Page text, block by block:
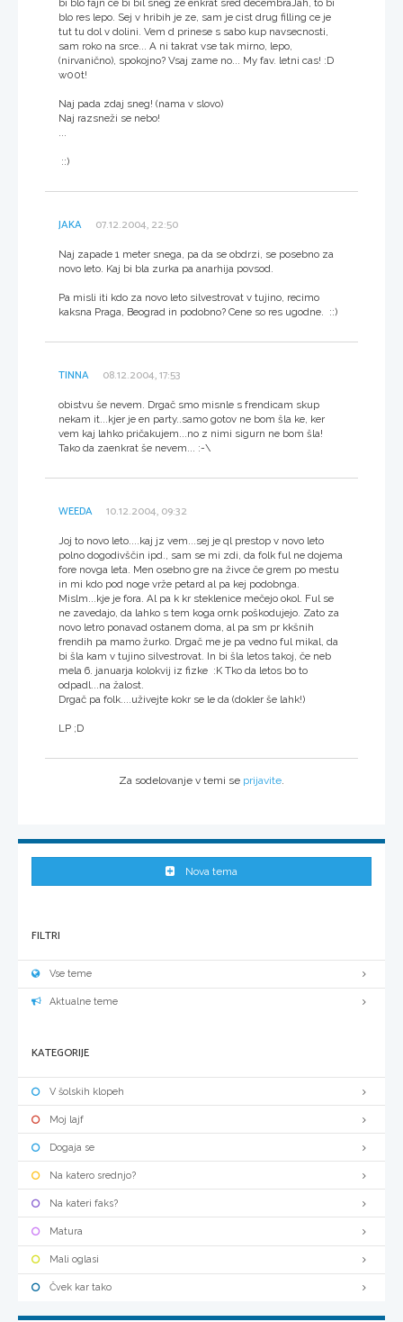
blo res lepo. Sej v hribih je ze, sam je cist drug filling ce je
tut tu dol v dolini. Vem d prinese s sabo kup navsecnosti,
sam roko na srce... A ni takrat vse tak mirno, lepo,
(nirvanično), spokojno? Vsaj zame no... My fav. letni cas! :D
w00t!
Naj pada zdaj sneg! (nama v slovo)
Naj razsneži se nebo!
::)
JAKA 07.12.2004, 22:50
Naj zapade 1 meter snega, pa da se obdrzi, se posebno za
novo leto. Kaj bi bla zurka pa anarhija povsod.
Pa misli iti kdo za novo leto silvestrovat v tujino, recimo
kaksna Praga, Beograd in podobno? Cene so res ugodne. ::)
TINNA 08.12.2004, 17:53
obistvu še nevem. Drgač smo misnle s frendicam skup
nekam it...kjer je en party..samo gotov ne bom šla ke, ker
vem kaj lahko pričakujem...no z nimi sigurn ne bom šla!
Tako da zaenkrat še nevem... :-\
WEEDA 10.12.2004, 09:32
Joj to novo leto....kaj jz vem...sej je ql prestop v novo leto
polno dogodivščin ipd., sam se mi zdi, da folk ful ne dojema
fore novga leta. Men osebno gre na živce če grem po mestu
in mi kdo pod noge vrže petard al pa kej podobnga.
Mislm...kje je fora. Al pa k kr steklenice mečejo okol. Ful se
ne zavedajo, da lahko s tem koga ornk poškodujejo. Zato za
novo letro ponavad ostanem doma, al pa sm pr kkšnih
frendih pa mamo žurko. Drgač me je pa vedno ful mikal, da
bi šla kam v tujino silvestrovat. In bi šla letos takoj, če neb
mela 6. januarja kolokvij iz fizke :K Tko da letos bo to
odpadl...na žalost.
Drgač pa folk....uživejte kokr se le da (dokler še lahk!)
LP ;D
Za sodelovanje v temi se prijavite
Nova tema
FILTRI
Vse teme
Aktualne teme
KATEGORIJE
V šolskih klopeh
Moj lajf
Dogaja se
Na katero srednjo?
Na kateri faks?
Matura
Mali oglasi
Čvek kar tako